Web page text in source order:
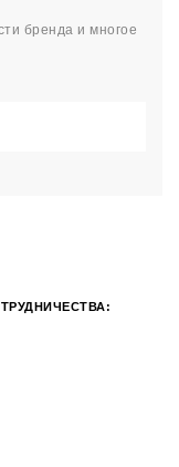
бренда и многое